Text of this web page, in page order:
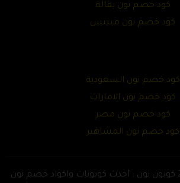
كود خصم نون بقالة
كود خصم نون مينتس
كود خصم نون السعودية
كود خصم نون الامارات
كود خصم نون مصر
كود خصم نون المشاهير
حقوق النشر © 2023 كوبون نون : أحدث كوبونات واكواد خصم نون